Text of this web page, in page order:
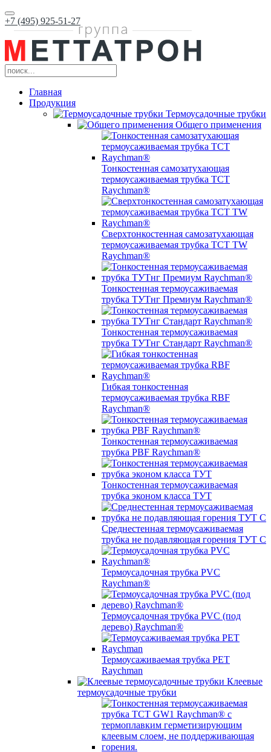
+7 (495) 925-51-27
Главная
Продукция
Термоусадочные трубки
Общего применения
Тонкостенная самозатухающая
термоусаживаемая трубка ТCT
Raychman®
Сверхтонкостенная самозатухающая
термоусаживаемая трубка ТCT TW
Raychman®
Тонкостенная термоусаживаемая
трубка ТУТнг Премиум Raychman®
Тонкостенная термоусаживаемая
трубка ТУТнг Стандарт Raychman®
Гибкая тонкостенная
термоусаживаемая трубка RBF
Raychman®
Тонкостенная термоусаживаемая
трубка PBF Raychman®
Тонкостенная термоусаживаемая
трубка эконом класса ТУТ
Среднестенная термоусаживаемая
трубка не подавляющая горения ТУТ С
Термоусадочная трубка PVC
Raychman®
Термоусадочная трубка PVC (под
дерево) Raychman®
Термоусаживаемая трубка PET
Raychman
Клеевые
термоусадочные трубки